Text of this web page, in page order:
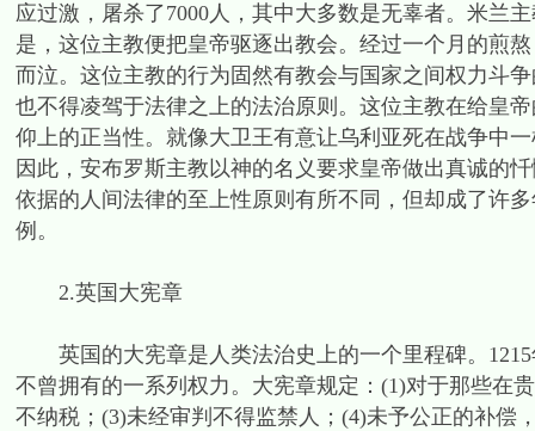
应过激，屠杀了7000人，其中大多数是无辜者。米兰
是，这位主教便把皇帝驱逐出教会。经过一个月的煎
而泣。这位主教的行为固然有教会与国家之间权力斗
也不得凌驾于法律之上的法治原则。这位主教在给皇
仰上的正当性。就像大卫王有意让乌利亚死在战争中
因此，安布罗斯主教以神的名义要求皇帝做出真诚的
依据的人间法律的至上性原则有所不同，但却成了许
例。
2.英国大宪章
英国的大宪章是人类法治史上的一个里程碑。1215
不曾拥有的一系列权力。大宪章规定：(1)对于那些在
不纳税；(3)未经审判不得监禁人；(4)未予公正的补偿